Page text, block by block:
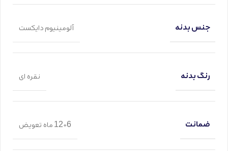
جنس بدنه آلومینیوم دایکست
رنگ بدنه نقره ای
ضمانت 12+6 ماه تعویض